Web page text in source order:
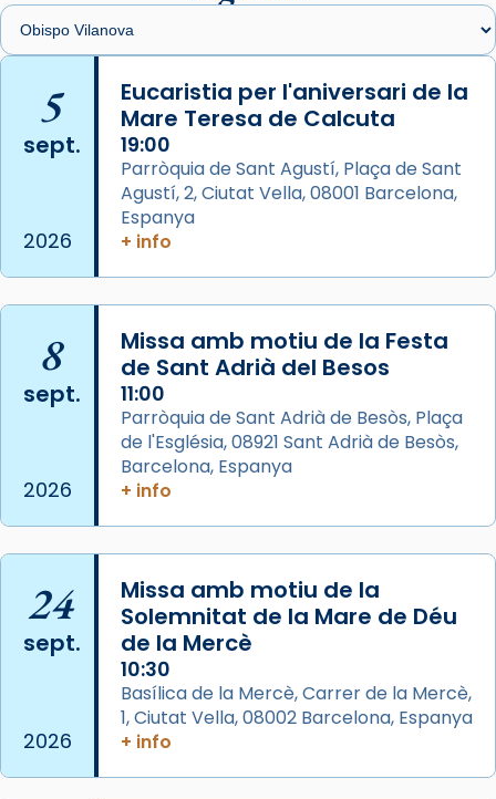
de Barcelona.
2 weeks ago
Aquest dilluns, 27 de juliol, ha tingut lloc la
missa d’acció de gràcies en agraïment al
comitè organitzador de la visita apostòlica
del Sant Pare Lleó XIV a Barcelona, i als
L’arquebisbe de Barcelona, el cardenal Joan
Josep Omella, ha presidit la missa i l’ha
concelebrat el bisbe auxiliar de Barcelona,
Mons. David Abadías.
📸 Dr. G. Simón
View on Facebook ·
Arquebisbat de Barcelona
Memòria de les santes Juliana i
Semproniana, verges i màrtirs.
Acompanyant la història de sant Cugat, a
partir de l’Edat Mitjana sorgeix la tradició
que les santes Juliana (“relatiu a Júlia”) i
5
sept.
2026
Eucaristia per l'aniversari de la
Mare Teresa de Calcuta
19:00
Parròquia de Sant Agustí, Plaça de Sant
Agustí, 2, Ciutat Vella, 08001 Barcelona,
Espanya
+ info
8
sept.
2026
Missa amb motiu de la Festa
de Sant Adrià del Besos
11:00
Parròquia de Sant Adrià de Besòs, Plaça
de l'Església, 08921 Sant Adrià de Besòs,
Barcelona, Espanya
+ info
24
sept.
2026
Missa amb motiu de la
Solemnitat de la Mare de Déu
de la Mercè
10:30
Basílica de la Mercè, Carrer de la Mercè,
1, Ciutat Vella, 08002 Barcelona, Espanya
+ info